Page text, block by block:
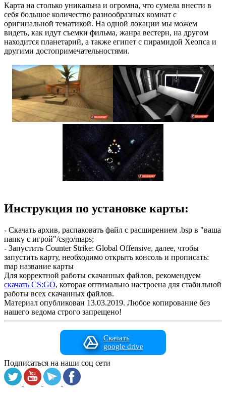
Карта на столько уникальна и огромна, что сумела внести в
себя большое количество разнообразных комнат с
оригинальной тематикой. На одной локации мы можем
видеть, как идут съемки фильма, жанра вестерн, на другом
находится планетарий, а также египет с пирамидой Хеопса и
другими достопримечательностями.
Инструкция по установке карты:
- Скачать архив, распаковать файл с расширением .bsp в "ваша
папку с игрой"/csgo/maps;
- Запустить Counter Strike: Global Offensive, далее, чтобы
запустить карту, необходимо открыть консоль и прописать:
map название карты
Для корректной работы скачанных файлов, рекомендуем
скачать CS:GO, которая оптимально настроена для стабильной
работы всех скачанных файлов.
Материал опубликован 13.03.2019. Любое копирование без
нашего ведома строго запрещено!
Скачать
google drive
Подписаться на наши соц сети